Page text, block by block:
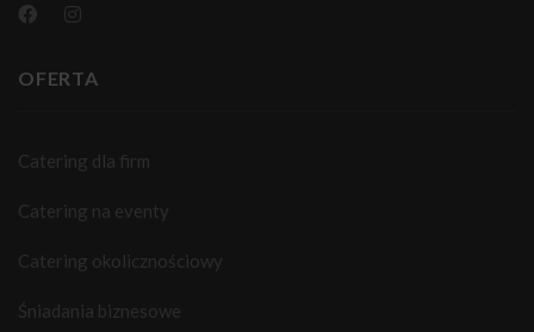
OFERTA
Catering dla firm
Catering na eventy
Catering okolicznościowy
Śniadania biznesowe